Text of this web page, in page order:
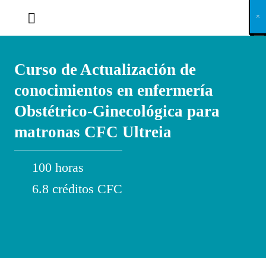
Curso de Actualización de
conocimientos en enfermería
Obstétrico-Ginecológica para
matronas CFC Ultreia
100 horas
6.8 créditos CFC
X
×
×
×
×
×
×
×
×
×
×
×
×
×
×
×
×
×
×
×
×
×
×
×
×
×
×
×
×
×
×
×
×
×
×
×
×
×
×
×
×
×
×
×
×
×
×
×
×
×
×
×
×
×
×
×
×
×
×
×
×
×
×
×
×
×
×
×
×
×
×
×
×
×
×
×
×
×
×
×
×
×
×
×
×
×
×
×
×
×
×
×
×
×
×
×
×
×
×
×
×
×
×
×
×
×
×
×
×
×
×
×
×
×
×
×
×
×
×
×
×
×
×
×
×
×
×
×
×
×
×
×
×
×
×
×
×
×
×
×
×
×
×
×
×
×
×
×
×
×
×
×
×
×
×
×
×
×
×
×
×
×
×
×
×
×
×
×
×
×
×
×
×
×
×
×
×
×
×
×
×
×
×
×
×
×
×
×
×
×
×
×
×
×
×
×
×
×
×
×
×
×
×
×
×
×
×
×
×
×
×
×
×
×
×
×
×